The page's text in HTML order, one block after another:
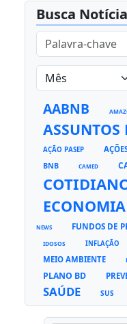
Busca
AABNB
ASSUNTOS
AÇÃO PASEP
BNB CAMED
ECONOMIA
NEWS FUNDOS DE
IDOSOS INFLAÇÃO
MEIO AMBIENTE
PLANO BD
SAÚDE SUS